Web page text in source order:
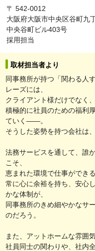
〒 542-0012
大阪府大阪市中央区谷町九
中央谷町ビル403号
採用担当
取材担当者より
同事務所が持つ「関わる人
レーズには、
クライアント様だけでなく
積極的に社員のための福利
ていく――。
そうした姿勢を持つ会社は
法務サービスを通して、誰
こそ、
恵まれた環境で仕事ができ
常に心に余裕を持ち、安心
かな体制が、
同事務所のきめ細やかなサ
のだろう。
また、アットホームな雰囲
社員同士の関わりや、社内